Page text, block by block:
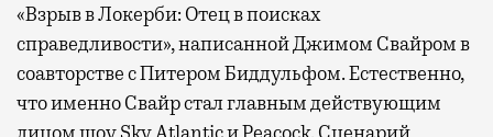
«Взрыв в Локерби: Отец в поисках
справедливости», написанной Джимом Свайром в
соавторстве с Питером Биддульфом. Естественно,
что именно Свайр стал главным действующим